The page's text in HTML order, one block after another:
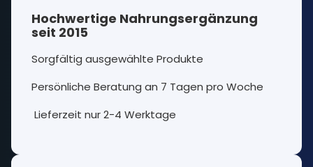
Hochwertige Nahrungsergänzung
seit 2015
Sorgfältig ausgewählte Produkte
Persönliche Beratung an 7 Tagen pro Woche
Lieferzeit nur 2-4 Werktage